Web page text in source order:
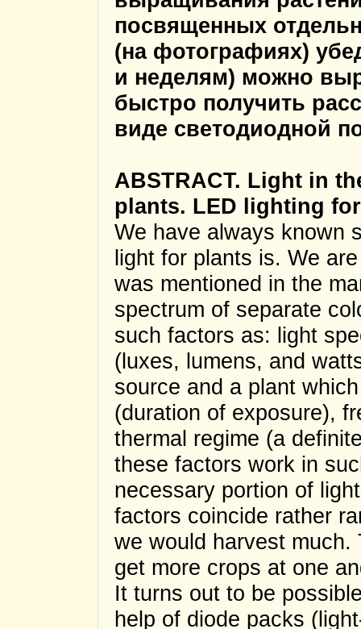
посвященных
(на фотографиях)
и неделям) можно
быстро получить
виде светодиодной
ABSTRACT. Light in
plants. LED lighting
We have always known
light for plants is. We
was mentioned in the
spectrum of separate
such factors as: light
(luxes, lumens, and
source and a plant
(duration of exposure),
thermal regime (a
these factors work in
necessary portion of
factors coincide rather
we would harvest
get more crops at one
It turns out to be
help of diode packs